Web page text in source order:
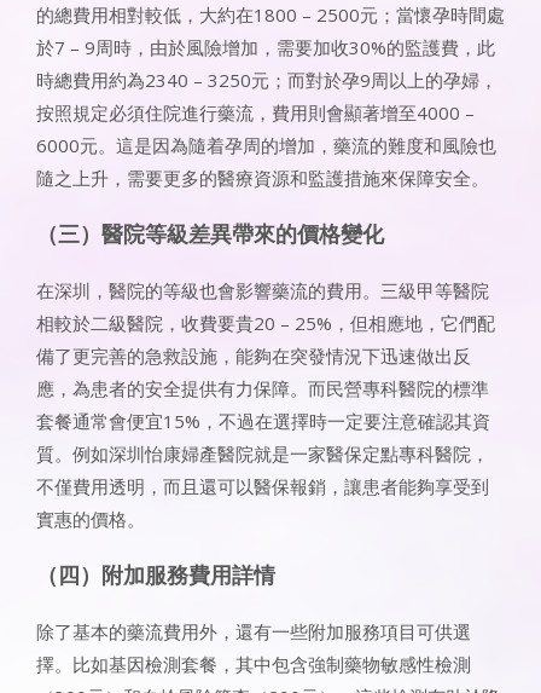
的總費用相對較低，大約在1800 – 2500元；當懷孕時間處
於7 – 9周時，由於風險增加，需要加收30%的監護費，此
時總費用約為2340 – 3250元；而對於孕9周以上的孕婦，
按照規定必須住院進行藥流，費用則會顯著增至4000 –
6000元。這是因為隨着孕周的增加，藥流的難度和風險也
隨之上升，需要更多的醫療資源和監護措施來保障安全。
（三）醫院等級差異帶來的價格變化
在深圳，醫院的等級也會影響藥流的費用。三級甲等醫院
相較於二級醫院，收費要貴20 – 25%，但相應地，它們配
備了更完善的急救設施，能夠在突發情況下迅速做出反
應，為患者的安全提供有力保障。而民營專科醫院的標準
套餐通常會便宜15%，不過在選擇時一定要注意確認其資
質。例如深圳怡康婦產醫院就是一家醫保定點專科醫院，
不僅費用透明，而且還可以醫保報銷，讓患者能夠享受到
實惠的價格。
（四）附加服務費用詳情
除了基本的藥流費用外，還有一些附加服務項目可供選
擇。比如基因檢測套餐，其中包含強制藥物敏感性檢測